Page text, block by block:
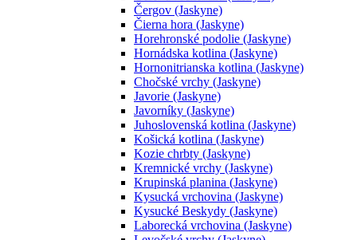
Čergov (Jaskyne)
Čierna hora (Jaskyne)
Horehronské podolie (Jaskyne)
Hornádska kotlina (Jaskyne)
Hornonitrianska kotlina (Jaskyne)
Chočské vrchy (Jaskyne)
Javorie (Jaskyne)
Javorníky (Jaskyne)
Juhoslovenská kotlina (Jaskyne)
Košická kotlina (Jaskyne)
Kozie chrbty (Jaskyne)
Kremnické vrchy (Jaskyne)
Krupinská planina (Jaskyne)
Kysucká vrchovina (Jaskyne)
Kysucké Beskydy (Jaskyne)
Laborecká vrchovina (Jaskyne)